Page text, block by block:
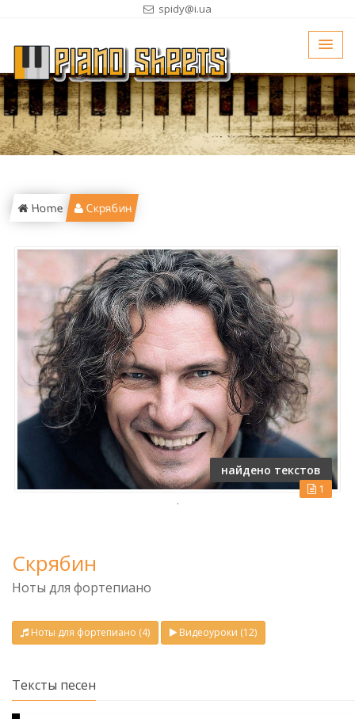
spidy@i.ua
Home Скрябин
найдено текстов
1
.
Скрябин
Ноты для фортепиано
Ноты для фортепиано (4) Видеоуроки (12)
Тексты песен